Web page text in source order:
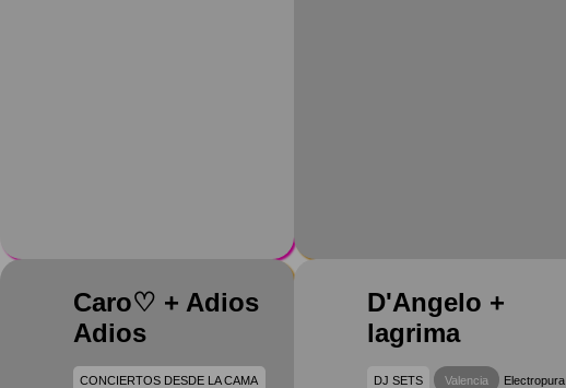
Caro♡ + Adios
Adios
CONCIERTOS DESDE LA CAMA
D'Angelo +
lagrima
DJ SETS Valencia Electropura